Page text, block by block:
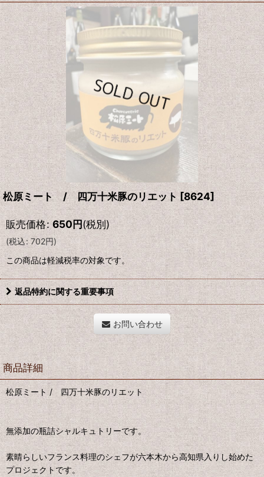
松原ミート / 四万十米豚のリエット [8624]
販売価格: 650円(税別)
(税込: 702円)
この商品は軽減税率の対象です。
返品特約に関する重要事項
お問い合わせ
商品詳細
松原ミート / 四万十米豚のリエット
無添加の瓶詰シャルキュトリーです。
素晴らしいフランス料理のシェフが六本木から高知県入りし始めた
プロジェクトです。